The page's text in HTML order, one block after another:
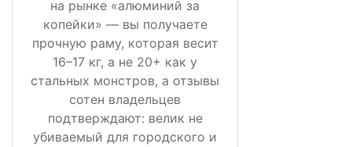
на рынке «алюминий за
копейки» — вы получаете
прочную раму, которая весит
16–17 кг, а не 20+ как у
стальных монстров, а отзывы
сотен владельцев
подтверждают: велик не
убиваемый для городского и